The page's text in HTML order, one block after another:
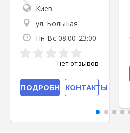
Киев
ул. Большая
Пн-Вс 08:00-23:00
нет отзывов
ПОДРОБНЕЕКОНТАКТЫ